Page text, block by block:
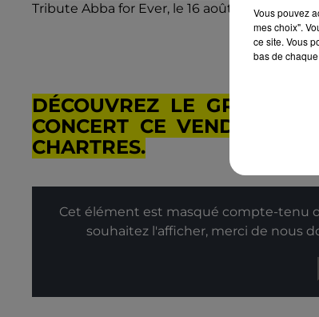
Tribute Abba for Ever, le 16 août 2025, place
DÉCOUVREZ LE GROUPE
CONCERT CE VENDREDI
CHARTRES.
Cet élément est masqué compte-tenu
souhaitez l'afficher, merci de nous
Vous pouvez
mes choix".
ce site. Vous
bas de